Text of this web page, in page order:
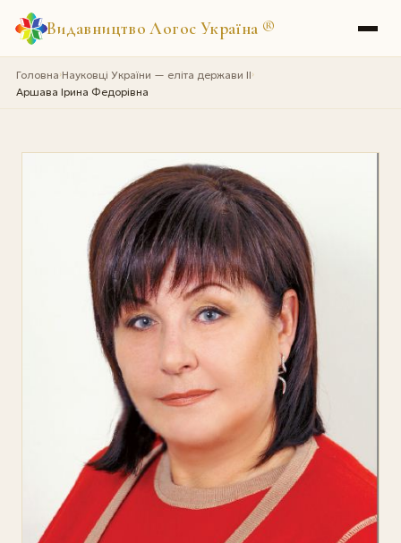
Видавництво Логос Україна ®
Головна›Науковці України — еліта держави II›
Аршава Iрина Федорівна